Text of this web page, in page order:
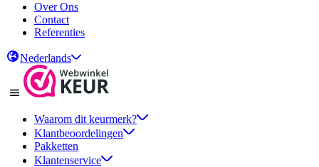
Over Ons
Contact
Referenties
Nederlands
Waarom dit keurmerk?
Klantbeoordelingen
Pakketten
Klantenservice